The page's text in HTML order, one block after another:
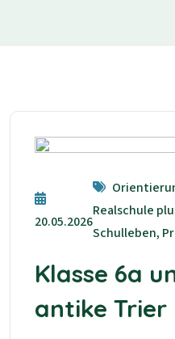
20.05.2026
Realschule
Schulleben,
Klasse 6a
antike Trier